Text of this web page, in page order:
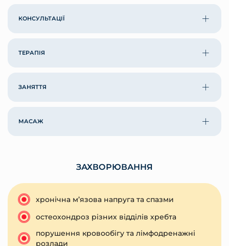
КОНСУЛЬТАЦІЇ
ТЕРАПІЯ
ЗАНЯТТЯ
МАСАЖ
ЗАХВОРЮВАННЯ
хронічна м’язова напруга та спазми
остеохондроз різних відділів хребта
порушення кровообігу та лімфодренажні
розлади